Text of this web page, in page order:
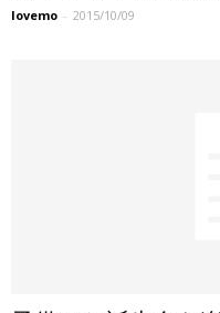
lovemo - 2015/10/09